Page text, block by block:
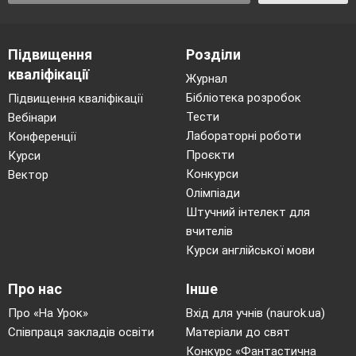
середовище.
Робити годівниці для
птахів.
Після пікніку
залишати сміття.
Висаджувати дерева.
Рвати в річці
латаття
(кувшинки).
Дбайливо ставитись до
Спалювати
восени листя.
Рвати квіти на
клумбах.
Вчитель.
Ми з вами дійшли висновку, щоб
усі члени родини були здоровими, треба
раціонально харчуватися, займатися
Підвищення
кваліфікації
Підвищення кваліфікації
Вебінари
Конференції
Курси
Вектор
Розділи
Журнал
Бібліотека розробок
Тести
Лабораторні роботи
Проєкти
Конкурси
Олімпіади
Штучний інтелект для
вчителів
Курси англійської мови
Про нас
Про «На Урок»
Співпраця закладів освіти
Інше
Вхід для учнів (naurok.ua)
Матеріали до свят
Конкурс «Фантастична